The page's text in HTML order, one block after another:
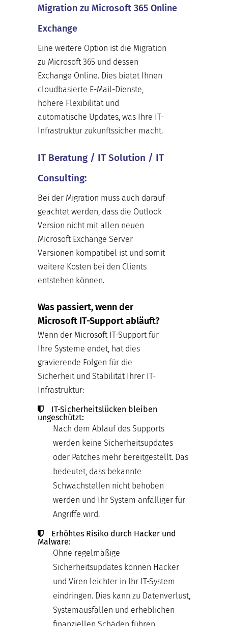
Migration zu Microsoft 365 Online
Exchange
Eine weitere Option ist die Migration
zu Microsoft 365 und dessen
Exchange Online. Dies bietet Ihnen
cloudbasierte E-Mail-Dienste,
höhere Flexibilität und
automatische Updates, was Ihre IT-
Infrastruktur zukunftssicher macht.
IT Beratung / IT Solution / IT
Consulting:
Bei der Migration muss auch darauf
geachtet werden, dass die Outlook
Version nicht mit allen neuen
Microsoft Exchange Server
Versionen kompatibel ist und somit
weitere Kosten bei den Clients
entstehen können.
Was passiert, wenn der
Microsoft IT-Support abläuft?
Wenn der Microsoft IT-Support für
Ihre Systeme endet, hat dies
gravierende Folgen für die
Sicherheit und Stabilität Ihrer IT-
Infrastruktur:
IT-Sicherheitslücken bleiben
ungeschützt:
Nach dem Ablauf des Supports
werden keine Sicherheitsupdates
oder Patches mehr bereitgestellt. Das
bedeutet, dass bekannte
Schwachstellen nicht behoben
werden und Ihr System anfälliger für
Angriffe wird.
Erhöhtes Risiko durch Hacker und
Malware:
Ohne regelmäßige
Sicherheitsupdates können Hacker
und Viren leichter in Ihr IT-System
eindringen. Dies kann zu Datenverlust,
Systemausfällen und erheblichen